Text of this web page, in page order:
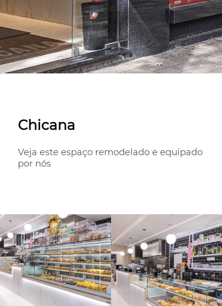
Chicana
Veja este espaço remodelado e equipado
por nós